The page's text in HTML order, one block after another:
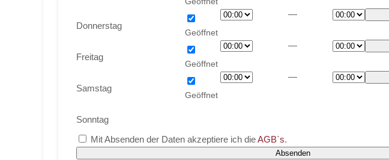
Donnerstag
—
Freitag
—
Samstag
—
Sonntag
Mit Absenden der Daten akzeptiere ich dieAGB`s.
Absenden